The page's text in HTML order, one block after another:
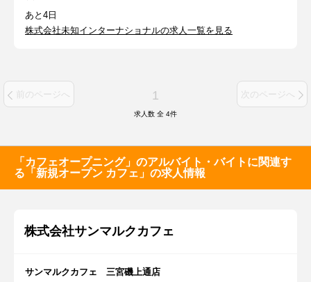
あと4日
株式会社未知インターナショナルの求人一覧を見る
前のページへ 1 次のページへ
求人数 全 4件
「カフェオープニング」のアルバイト・バイトに関連す
る「新規オープン カフェ」の求人情報
株式会社サンマルクカフェ
サンマルクカフェ 三宮磯上通店